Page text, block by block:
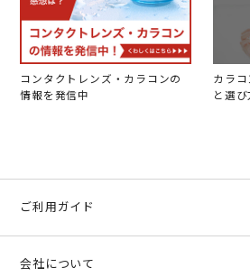
コンタクトレンズ・カラコンの
情報を発信中
カラ
と選び
ご利用ガイド
会社について